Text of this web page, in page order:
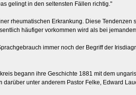
gelingt in den seltensten Fällen richtig."
rheumatischen Erkrankung. Diese Tendenzen
häufiger vorkommen wird als bei
immer noch der Begriff der
begann ihre Geschichte 1881 mit dem
unter anderem Pastor Felke, Edward